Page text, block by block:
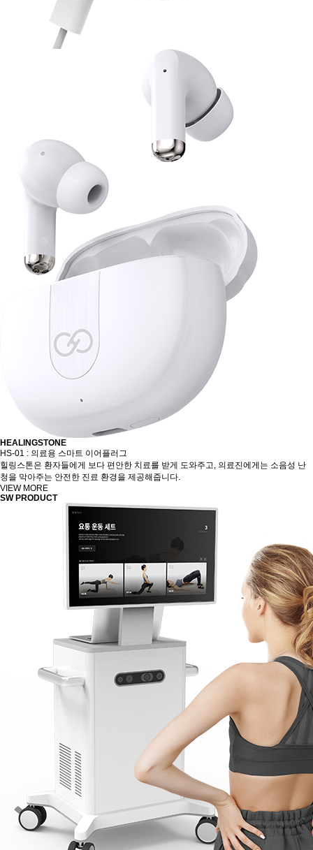
HEALINGSTONE
HS-01 : 의료용 스마트 이어플러그
힐링스톤은 환자들에게 보다 편안한 치료를 받게 도와주고, 의료진에게는 소음성 난
청을 막아주는 안전한 진료 환경을 제공해줍니다.
VIEW MORE
SWPRODUCT